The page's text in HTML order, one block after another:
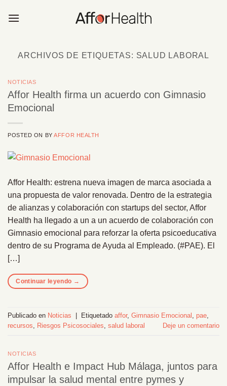
ARCHIVOS DE ETIQUETAS: SALUD LABORAL
NOTICIAS
Affor Health firma un acuerdo con Gimnasio
Emocional
POSTED ON BYAFFOR HEALTH
Affor Health: estrena nueva imagen de marca asociada a
una propuesta de valor renovada. Dentro de la estrategia
de alianzas y colaboración con startups del sector, Affor
Health ha llegado a un a un acuerdo de colaboración con
Gimnasio emocional para reforzar la oferta psicoeducativa
dentro de su Programa de Ayuda al Empleado. (#PAE). El
[…]
Continuar leyendo →
Publicado en Noticias Etiquetado affor, Gimnasio Emocional , pae,
recursos, Riesgos Psicosociales, salud laboral Deje un comentario
NOTICIAS
Affor Health e Impact Hub Málaga, juntos para
impulsar la salud mental entre pymes y